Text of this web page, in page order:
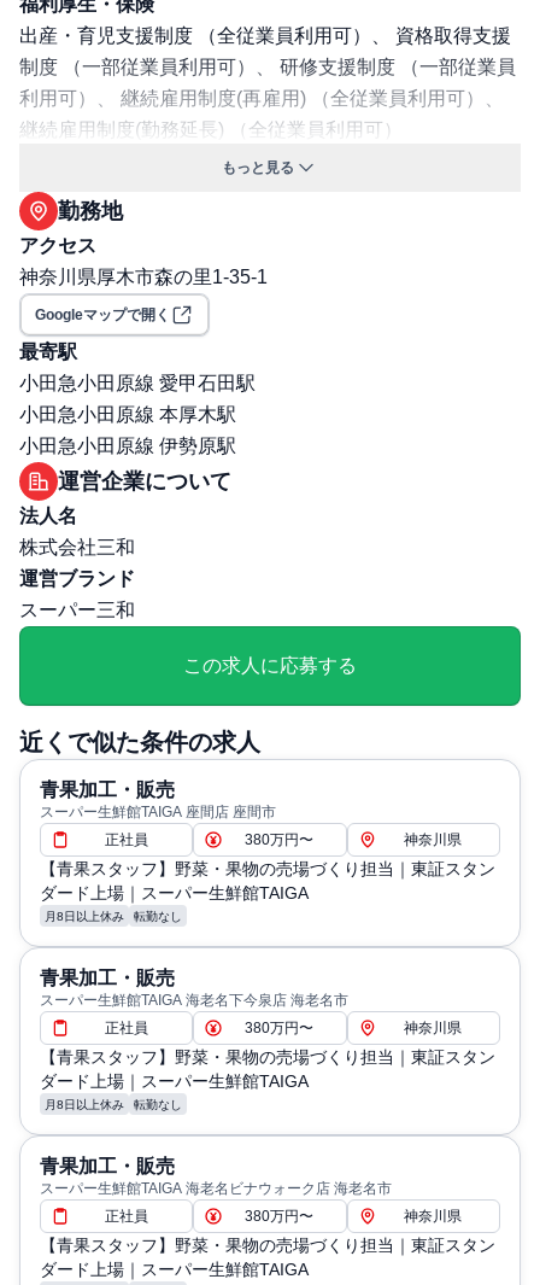
福利厚生・保険
出産・育児支援制度 （全従業員利用可）、 資格取得支援
制度 （一部従業員利用可）、 研修支援制度 （一部従業員
利用可）、 継続雇用制度(再雇用) （全従業員利用可）、
継続雇用制度(勤務延長) （全従業員利用可）
マイカー通勤可／自転車通勤可／バイク通勤可／社宅・寮
あり
年間昇給回数: 無・不明
保険: 社会保険完備（健康保険・厚生年金・雇用保険・労
災保険）
職場環境・ルール
受動喫煙対策（喫煙ルール）: 敷地内全面禁煙
選考プロセス
面接回数: 変動あり（選考により異なる）
選考プロセス詳細: 対面
その他
給与・残業に関する補足: ◆残業代支給方法：みなし残業
代 (約20時間分/約7万円)
通勤・住居に関する補足: 男子寮があります（月2万2000
円・朝・晩の食事あり）。また社宅については、チーフ職
以上の既婚者が入居できます。
もっと見る
勤務地
アクセス
神奈川県厚木市森の里1-35-1
Googleマップで開く
最寄駅
小田急小田原線 愛甲石田駅
小田急小田原線 本厚木駅
小田急小田原線 伊勢原駅
運営企業について
法人名
株式会社三和
運営ブランド
スーパー三和
この求人に応募する
近くで似た条件の求人
青果加工・販売
スーパー生鮮館TAIGA 座間店 座間市
正社員
380万円〜 神奈川県
【青果スタッフ】野菜・果物の売場づくり担当｜東証スタン
ダード上場｜スーパー生鮮館TAIGA
月8日以上休み 転勤なし
青果加工・販売
スーパー生鮮館TAIGA 海老名下今泉店 海老名市
正社員
380万円〜 神奈川県
【青果スタッフ】野菜・果物の売場づくり担当｜東証スタン
ダード上場｜スーパー生鮮館TAIGA
月8日以上休み 転勤なし
青果加工・販売
スーパー生鮮館TAIGA 海老名ビナウォーク店 海老名市
正社員
380万円〜 神奈川県
【青果スタッフ】野菜・果物の売場づくり担当｜東証スタン
ダード上場｜スーパー生鮮館TAIGA